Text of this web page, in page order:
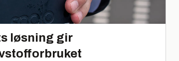
løsning gir